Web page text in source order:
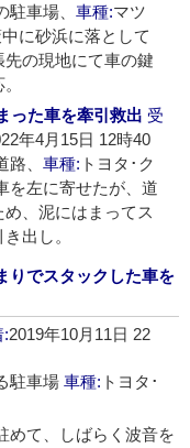
車場、 車種:マツ
に砂浜に落として
の現地にて車の鍵
った車を牽引救出 受
年4月15日 12時40
、 車種: トヨタ･ク
を左に寄せたが、道
、泥にはまってス
出し。
りでスタックした車を
:2019年10月11日 22
駐車場 車種: トヨタ･
めて、しばらく波音を